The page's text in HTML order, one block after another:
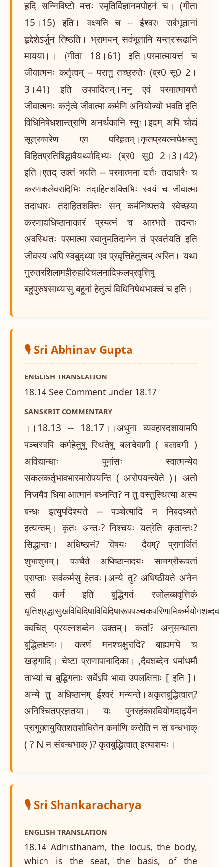
हृदि सन्निविष्टो मत्तः स्मृतिर्विज्ञानमपोहनं च। (गीता
15।15) इति। वक्ष्यति च -- ईश्वरः सर्वभूतानां
हृद्देशेऽर्जुन तिष्ठति। भ्रामयन् सर्वभूतानि यन्त्रारूढानि
मायया।। (गीता 18।61) इति।परमात्मायत्तं च
जीवात्मनः कर्तृत्वम् -- परात्तु तच्छ्रुतेः (ब्र0 सू0 2।
3।41) इति उपपादितम्।ननु एवं परमात्मायत्ते
जीवात्मनः कर्तृत्वे जीवात्मा कर्मणि अनियोज्यो भवति इति
विधिनिषेधशास्त्राणि अनर्थकानि स्युः।इदम् अपि चोद्यं
सूत्रकारेण एव परिहृतम्।कृतप्रयत्नापेक्षस्तु
विहितप्रतिषिद्धावैयर्थ्यादिभ्यः (ब्र0 सू0 2।3।42)
इति।एतद् उक्तं भवति -- परमात्मना दत्तैः तदाधारैः च
करणकलेवरादिभिः तदाहितशक्तिभिः स्वयं च जीवात्मा
तदाधारः तदाहितशक्तिः सन् कर्मनिष्पत्तये स्वेच्छया
करणाद्यधिष्ठानाकारं प्रयत्नं च आरभते तदन्तः
अवस्थितः परमात्मा स्वानुमतिदानेन तं प्रवर्तयति इति
जीवस्य अपि स्वबुद्ध्या एव प्रवृत्तिहेतुत्वम् अस्ति। यथा
गुरुतरशिलामहीरुहादिचलनादिफलप्रवृत्तिषु
बहुपुरुषसाध्यासु बहूनां हेतुत्वं विधिनिषेधभाक्त्वं च इति।
🎙️ Sri Abhinav Gupta
ENGLISH TRANSLATION
18.14 See Comment under 18.17
SANSKRIT COMMENTARY
।।18.13 -- 18.17।।अधुना व्यवहारदशायामपि
पञ्चस्वपि कर्महेतुषु स्थितेषु बलादेवामी ( बलादमी )
अविद्यान्धाः पुमांसः स्वात्मन्येव
सकलकर्तृभावभारमारोपयन्ति ( आरोपयन्त्येते )। अतो
निजयैव धिया आत्मानं बध्नन्ति? न तु वस्तुस्थित्या अस्य
बन्धः इत्युपदिश्यते -- पञ्चेत्यादि न निबद्ध्यते
इत्यन्तम्। कृतः अन्तः? निश्चयः यत्रेति कृतान्तः?
सिद्धान्तः। अधिष्ठानं? विषयः। दैवम्? प्रागर्जितं
शुभाशुभम्। पञ्चैते अधिष्ठानादयः सामग्रीरूपतां
प्राप्ताः सर्वकर्मसु हेतवः।अन्ये तु? अधिष्ठीयते अनेन
सर्वं कर्म इति बुद्धिगतं रजोलब्धवृत्तिकं
क्वचित् प्रयत्नशब्देन उक्तम्। कर्ता? अनुसन्धाता
बुद्धिलक्षणः। करणं मनश्चक्षुरादि? बाह्यमपि च
खड्गादि। चेष्टा प्राणापानादिका। ,दैवशब्देन धर्माधर्मौ
ताभ्यां च बुद्धिगताः सर्वेऽपि भावा उपलक्षिताः [ इति ]।
अन्ये तु अधिष्ठानम् ईश्वरं मन्यन्ते।अकृतबुद्धित्वात्?
अनिश्चितप्रज्ञतया। यः पुनरहंकारवियोगदार्ढ्येन
प्रागुक्तयुक्तिशतशोधितेन कर्माणि करोति न स बन्धभाक्
( ? N न संबन्धभाक् )? कृतबुद्धित्वात् इत्याशयः।
🎙️ Sri Shankaracharya
ENGLISH TRANSLATION
18.14 Adhisthanam, the locus, the body,
which is the seat, the basis, of the